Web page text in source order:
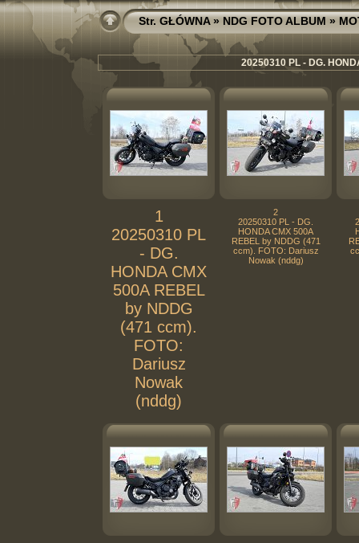
Str. GŁÓWNA»NDG FOTO ALBUM»
20250310 PL - DG.
1
20250310 PL
- DG.
HONDA CMX
500A REBEL
by NDDG
(471 ccm).
FOTO:
Dariusz
Nowak
(nddg)
2
20250310 PL - DG.
HONDA CMX 500A
REBEL by NDDG (471
ccm). FOTO: Dariusz
Nowak (nddg)